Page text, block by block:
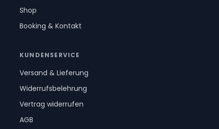
Shop
Booking & Kontakt
KUNDENSERVICE
Versand & Lieferung
Widerrufsbelehrung
Vertrag widerrufen
AGB